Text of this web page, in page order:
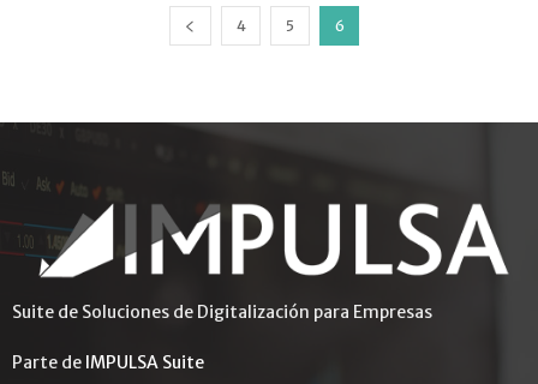
4 5 6
Suite de Soluciones de Digitalización para Empresas
Parte de IMPULSA Suite